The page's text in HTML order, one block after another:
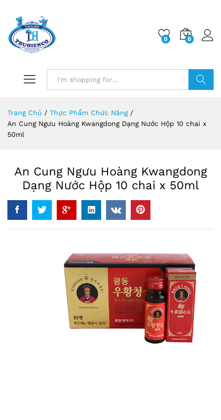
0 0
Trang Chủ / Thực Phẩm Chức Năng /
An Cung Ngưu Hoàng Kwangdong Dạng Nước Hộp 10 chai x
50ml
An Cung Ngưu Hoàng Kwangdong
Dạng Nước Hộp 10 chai x 50ml